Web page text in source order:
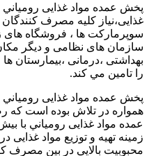
پخش عمده مواد غذایی رومياني
غذایی،نياز كليه مصرف
سوپرمارکت ها ، فروشگاه های
سازمان های نظامی و دیگر
بهداشتی ،درمانی ،بیمارستان
را تامین مي كند.
پخش عمده مواد غذایی رومياني
همواره در تلاش بوده است
عمده مواد غذایی رومياني با
زمينه تهيه و توزيع مواد
محبوبيت بالايي در بين مصرف